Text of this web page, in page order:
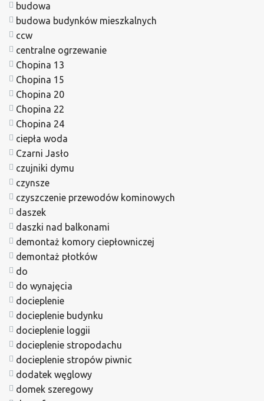
budowa
budowa budynków mieszkalnych
ccw
centralne ogrzewanie
Chopina 13
Chopina 15
Chopina 20
Chopina 22
Chopina 24
ciepła woda
Czarni Jasło
czujniki dymu
czynsze
czyszczenie przewodów kominowych
daszek
daszki nad balkonami
demontaż komory ciepłowniczej
demontaż płotków
do
do wynajęcia
docieplenie
docieplenie budynku
docieplenie loggii
docieplenie stropodachu
docieplenie stropów piwnic
dodatek węglowy
domek szeregowy